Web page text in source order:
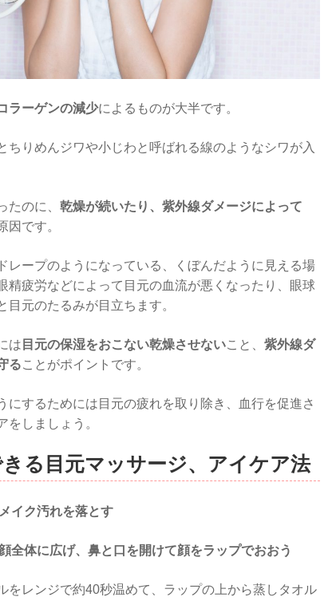
ラーゲンの減少によるものが大半です。
ちりめんジワや小じわと呼ばれる線のようなシワが入
たのに、 乾燥が続いたり、紫外線ダメージによって
因です。
レープのようになっている、くぼんだように見える場
精疲労などによって目元の血流が悪くなったり、眼球
目元のたるみが目立ちます。
は 目元の保湿をおこない乾燥させないこと、 紫外線ダ
ることがポイントです。
にするためには目元の疲れを取り除き、血行を促進さ
をしましょう。
る目元マッサージ、アイケア法
イク汚れを落とす
全体に広げ、鼻と口を開けて顔をラップでおおう
をレンジで約40秒温めて、ラップの上から蒸しタオル